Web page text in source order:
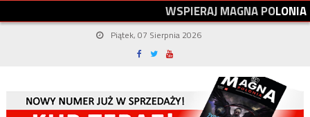
WSPIERAJMAGNAPOLONIA
Piątek, 07 Sierpnia 2026